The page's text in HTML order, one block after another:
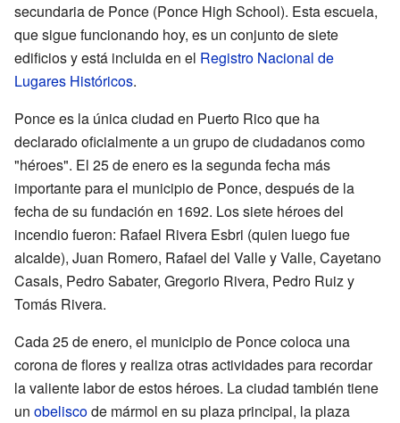
secundaria de Ponce (Ponce High School). Esta escuela,
que sigue funcionando hoy, es un conjunto de siete
edificios y está incluida en el Registro Nacional de
Lugares Históricos.
Ponce es la única ciudad en Puerto Rico que ha
declarado oficialmente a un grupo de ciudadanos como
"héroes". El 25 de enero es la segunda fecha más
importante para el municipio de Ponce, después de la
fecha de su fundación en 1692. Los siete héroes del
incendio fueron: Rafael Rivera Esbri (quien luego fue
alcalde), Juan Romero, Rafael del Valle y Valle, Cayetano
Casals, Pedro Sabater, Gregorio Rivera, Pedro Ruiz y
Tomás Rivera.
Cada 25 de enero, el municipio de Ponce coloca una
corona de flores y realiza otras actividades para recordar
la valiente labor de estos héroes. La ciudad también tiene
un obeliscode mármol en su plaza principal, la plaza